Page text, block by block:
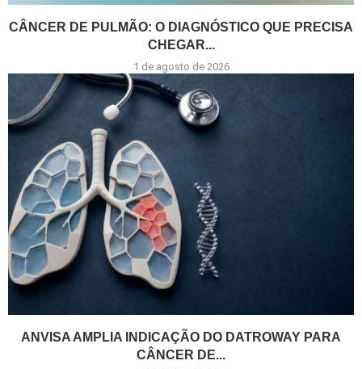
CÂNCER DE PULMÃO: O DIAGNÓSTICO QUE PRECISA
CHEGAR...
1 de agosto de 2026
ANVISA AMPLIA INDICAÇÃO DO DATROWAY PARA
CÂNCER DE...